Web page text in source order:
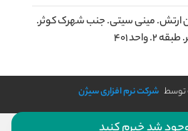
ارتش. مینی سیتی. جنب شهرک کوثر.
واحد ۴۰۱
توسط شرکت نرم افزاری سیژن